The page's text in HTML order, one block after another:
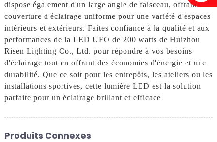
dispose également d'un large angle de faisceau, offrant une
couverture d'éclairage uniforme pour une variété d'espaces
intérieurs et extérieurs. Faites confiance à la qualité et aux
performances de la LED UFO de 200 watts de Huizhou
Risen Lighting Co., Ltd. pour répondre à vos besoins
d'éclairage tout en offrant des économies d'énergie et une
durabilité. Que ce soit pour les entrepôts, les ateliers ou les
installations sportives, cette lumière LED est la solution
parfaite pour un éclairage brillant et efficace
Produits Connexes